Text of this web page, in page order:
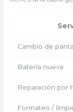
Cambio de
Batería nueva
Reparación por
Formateo /